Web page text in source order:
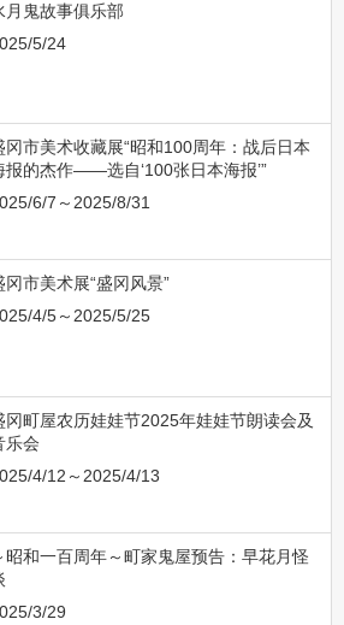
月鬼故事俱乐部
5/24
冈市美术收藏展“昭和100周年：战后日本
报的杰作——选自‘100张日本海报’”
6/7～2025/8/31
冈市美术展“盛冈风景”
4/5～2025/5/25
冈町屋农历娃娃节2025年娃娃节朗读会及
乐会
4/12～2025/4/13
昭和一百周年～町家鬼屋预告：早花月怪
3/29